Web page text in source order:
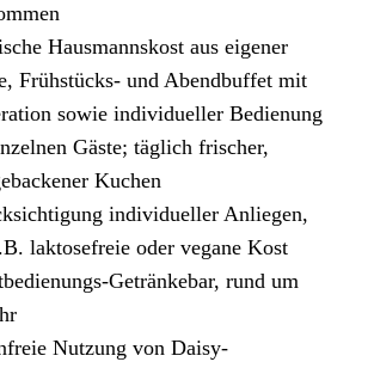
Hausmannskost aus eigener
Frühstücks- und Abendbuffet mit
sowie individueller Bedienung
Gäste; täglich frischer,
Kuchen
individueller Anliegen,
laktosefreie oder vegane Kost
Getränkebar, rund um
Nutzung von Daisy-